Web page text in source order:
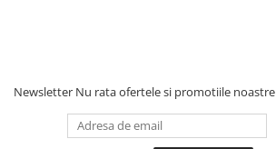
Newsletter Nu rata ofertele si promotiile noastre